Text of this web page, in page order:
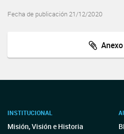
Fecha de publicación 21/12/2020
Anexo
INSTITUCIONAL
Misión, Visión e Historia